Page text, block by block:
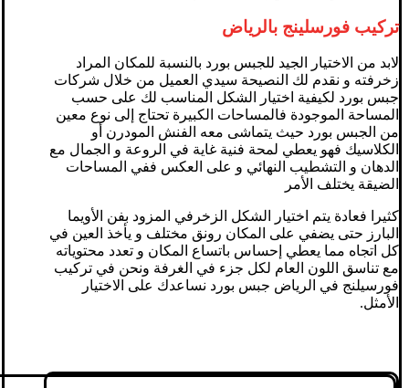
تركيب فورسلينج بالرياض
لابد من الاختيار الجيد للجبس بورد بالنسبة للمكان المراد
زخرفته و نقدم لك النصيحة سيدي العميل من خلال شركات
جبس بورد لكيفية اختيار الشكل المناسب لك على حسب
المساحة الموجودة فالمساحات الكبيرة تحتاج إلى نوع معين
من الجبس بورد حيث يتماشى معه الفنش المودرن أو
الكلاسيك فهو يعطي لمحة فنية غاية في الروعة و الجمال مع
الدهان و التشطيب النهائي و على العكس ففي المساحات
الضيقة يختلف الأمر
كثيرا فعادة يتم اختيار الشكل الزخرفي المزود بفن الأويما
البارز حتى يضفي على المكان رونق مختلف و يأخذ العين في
كل اتجاه مما يعطي إحساس باتساع المكان و تعدد محتوياته
مع تناسق اللون العام لكل جزء في الغرفة ونحن في تركيب
فورسيلنج في الرياض جبس بورد نساعدك على الاختيار
الأمثل.